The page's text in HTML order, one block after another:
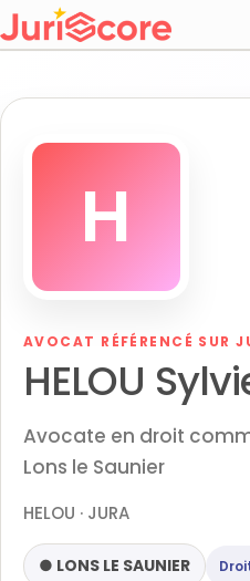
H
AVOCAT RÉFÉRENCÉ SUR
HELOU
Avocate en droit
Lons le Saunier
HELOU · JURA
● LONS LE SAUNIER